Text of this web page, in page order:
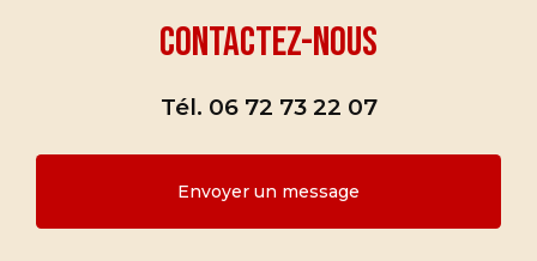
Contactez-nous
Tél. 06 72 73 22 07
Envoyer un message